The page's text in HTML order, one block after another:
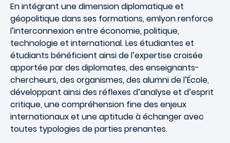
En intégrant une dimension diplomatique et
géopolitique dans ses formations, emlyon renforce
l’interconnexion entre économie, politique,
technologie et international. Les étudiantes et
étudiants bénéficient ainsi de l’expertise croisée
apportée par des diplomates, des enseignants-
chercheurs, des organismes, des alumni de l’École,
développant ainsi des réflexes d’analyse et d’esprit
critique, une compréhension fine des enjeux
internationaux et une aptitude à échanger avec
toutes typologies de parties prenantes.